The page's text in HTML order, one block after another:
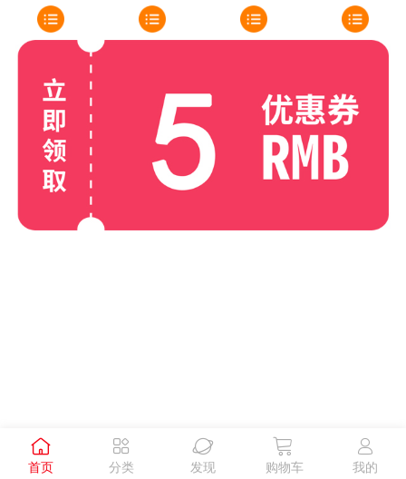

首页

分类

发现

购物车

我的